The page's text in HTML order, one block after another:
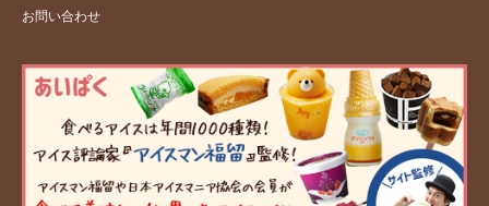
お問い合わせ